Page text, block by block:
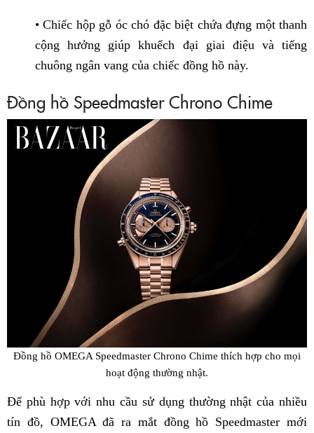
• Chiếc hộp gỗ óc chó đặc biệt chứa đựng một thanh
cộng hưởng giúp khuếch đại giai điệu và tiếng
chuông ngân vang của chiếc đồng hồ này.
Đồng hồ Speedmaster Chrono Chime
Đồng hồ OMEGA Speedmaster Chrono Chime thích hợp cho mọi
hoạt động thường nhật.
Để phù hợp với nhu cầu sử dụng thường nhật của nhiều
tín đồ, OMEGA đã ra mắt đồng hồ Speedmaster mới